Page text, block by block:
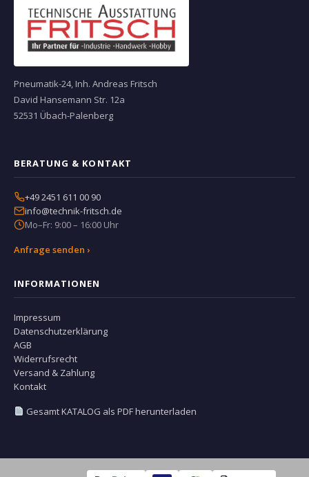
Pneumatik-24, Inh. Andreas Fritsch
David Hansemann Str. 12a
52531 Übach-Palenberg
BERATUNG & KONTAKT
+49 2451 611 00 90
info@technik-fritsch.de
Mo–Fr: 9:00 – 16:00 Uhr
Anfrage senden ›
INFORMATIONEN
Impressum
Datenschutzerklärung
AGB
Widerrufsrecht
Versand & Zahlung
Kontakt
Gesamt KATALOG als PDF herunterladen